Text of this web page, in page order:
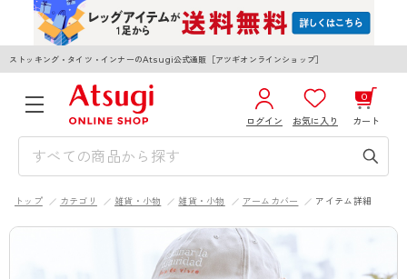
ストッキング・タイツ・インナーのAtsugi公式通販［アツギオンラインショップ］
ログイン お気に入り カート
0
合計 ¥0
カートを見る
3,980円以上のご購入で送料無料
全国一律330円でお届けします（沖縄県以外）
ログイン／新規会員登録
トップ カテゴリ 雑貨・小物 雑貨・小物 アームカバー アイテム詳細